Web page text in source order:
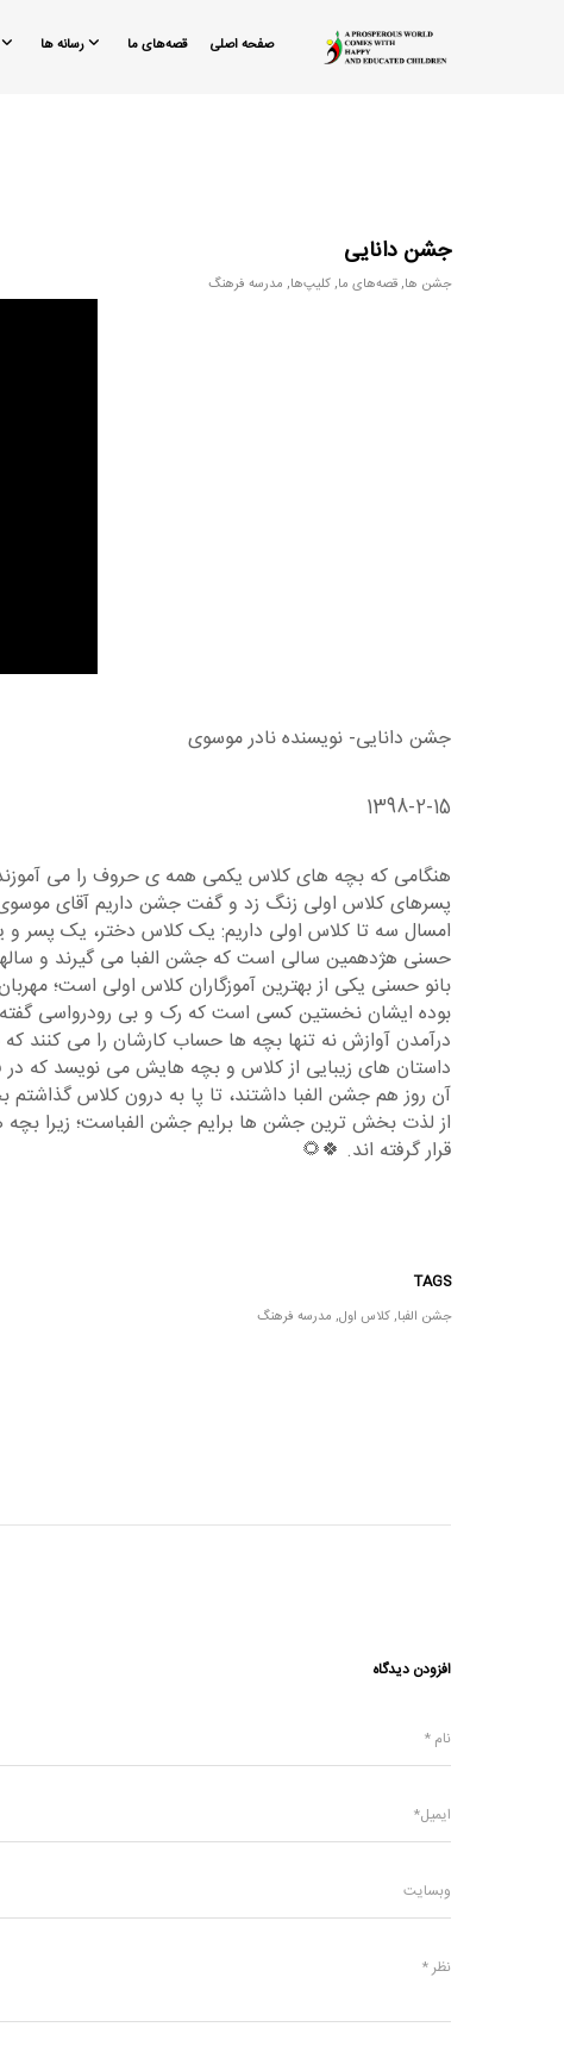
صفحه اصلی قصه‌های ما رسانه ها
جشن دانایی
جشن ها,قصه‌های ما,کلیپ‌ها, مدرسه فرهنگ
جشن دانایی- نویسنده نادر موسوی
1398-2-15
هنگامی که بچه های کلاس یکمی همه ی حروف را می آموزند
پسرهای کلاس اولی زنگ زد و گفت جشن داریم آقای موسوی
امسال سه تا کلاس اولی داریم: یک کلاس دختر، یک پسر و
حسنی هژدهمین سالی است که جشن الفبا می گیرند و
بانو حسنی یکی از بهترین آموزگاران کلاس اولی است؛
بوده ایشان نخستین کسی است که رک و بی رودرواسی گفته
درآمدن آوازش نه تنها بچه ها حساب کارشان را می کنند
داستان های زیبایی از کلاس و بچه هایش می نویسد که
آن روز هم جشن الفبا داشتند، تا پا به درون کلاس
از لذت بخش ترین جشن ها برایم جشن الفباست؛ زیرا بچه
قرار گرفته اند. 🍀🌻
TAGS
جشن الفبا,کلاس اول, مدرسه فرهنگ
افزودن دیدگاه